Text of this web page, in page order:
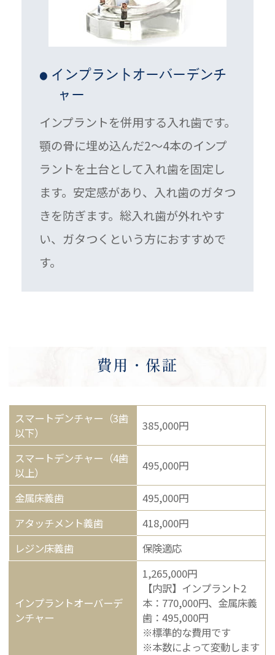
● インプラントオーバーデンチ
ャー
インプラントを併用する入れ歯です。
顎の骨に埋め込んだ2～4本のインプ
ラントを土台として入れ歯を固定し
ます。安定感があり、入れ歯のガタつ
きを防ぎます。総入れ歯が外れやす
い、ガタつくという方におすすめで
す。
費用・保証
スマートデンチャー（3歯
以下）
385,000円
スマートデンチャー（4歯
以上）
495,000円
金属床義歯
495,000円
アタッチメント義歯
418,000円
レジン床義歯
保険適応
インプラントオーバーデ
ンチャー
1,265,000円
【内訳】インプラント2
本：770,000円、金属床義
歯：495,000円
※標準的な費用です
※本数によって変動します